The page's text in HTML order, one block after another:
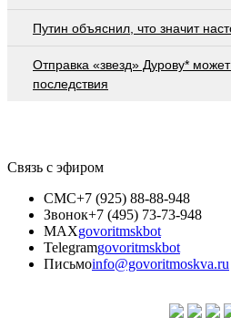
Путин объяснил, что значит
Отправка «звезд» Дурову*
последствия
Связь с эфиром
СМС+7 (925) 88-88-948
Звонок+7 (495) 73-73-948
MAXgovoritmskbot
Telegramgovoritmskbot
Письмоinfo@govoritmoskva.ru